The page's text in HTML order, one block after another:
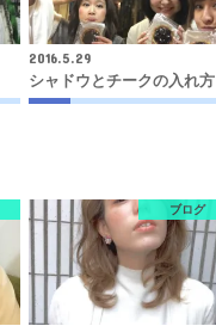
2016.5.29
シャドウとチークの入れ方
ブログ